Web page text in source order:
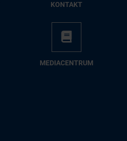
KON­TAKT
ME­DIA­CEN­TRUM